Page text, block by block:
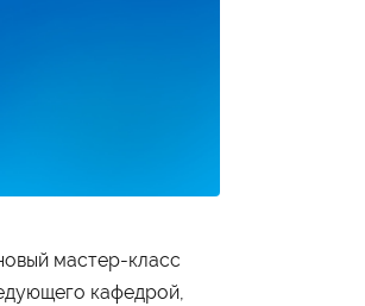
стол
учет
мастер-класс
кафедрой,